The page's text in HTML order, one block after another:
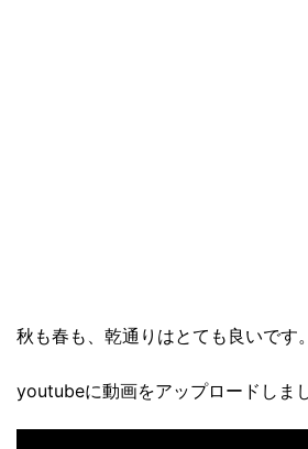
秋も春も、乾通りはとても良いです。
youtubeに動画をアップロードしまし